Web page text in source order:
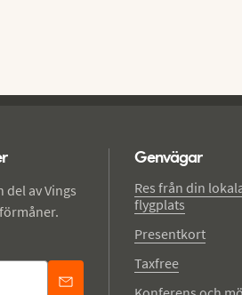
av Vings
Genvägar
Res från din
flygplats
Presentkort
Taxfree